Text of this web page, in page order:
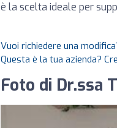
è la scelta ideale per
Vuoi richiedere una
Questa è la tua azienda?
Foto di Dr.ssa